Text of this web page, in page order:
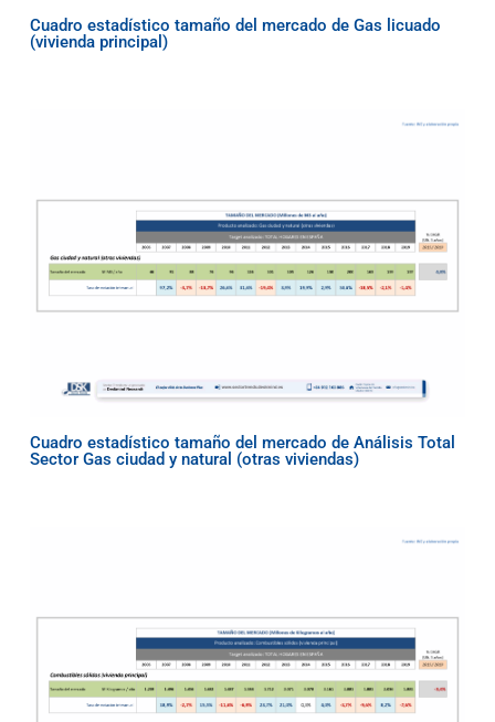
Cuadro estadístico tamaño del mercado de Gas licuado
(vivienda principal)
Cuadro estadístico tamaño del mercado de Análisis Total
Sector Gas ciudad y natural (otras viviendas)